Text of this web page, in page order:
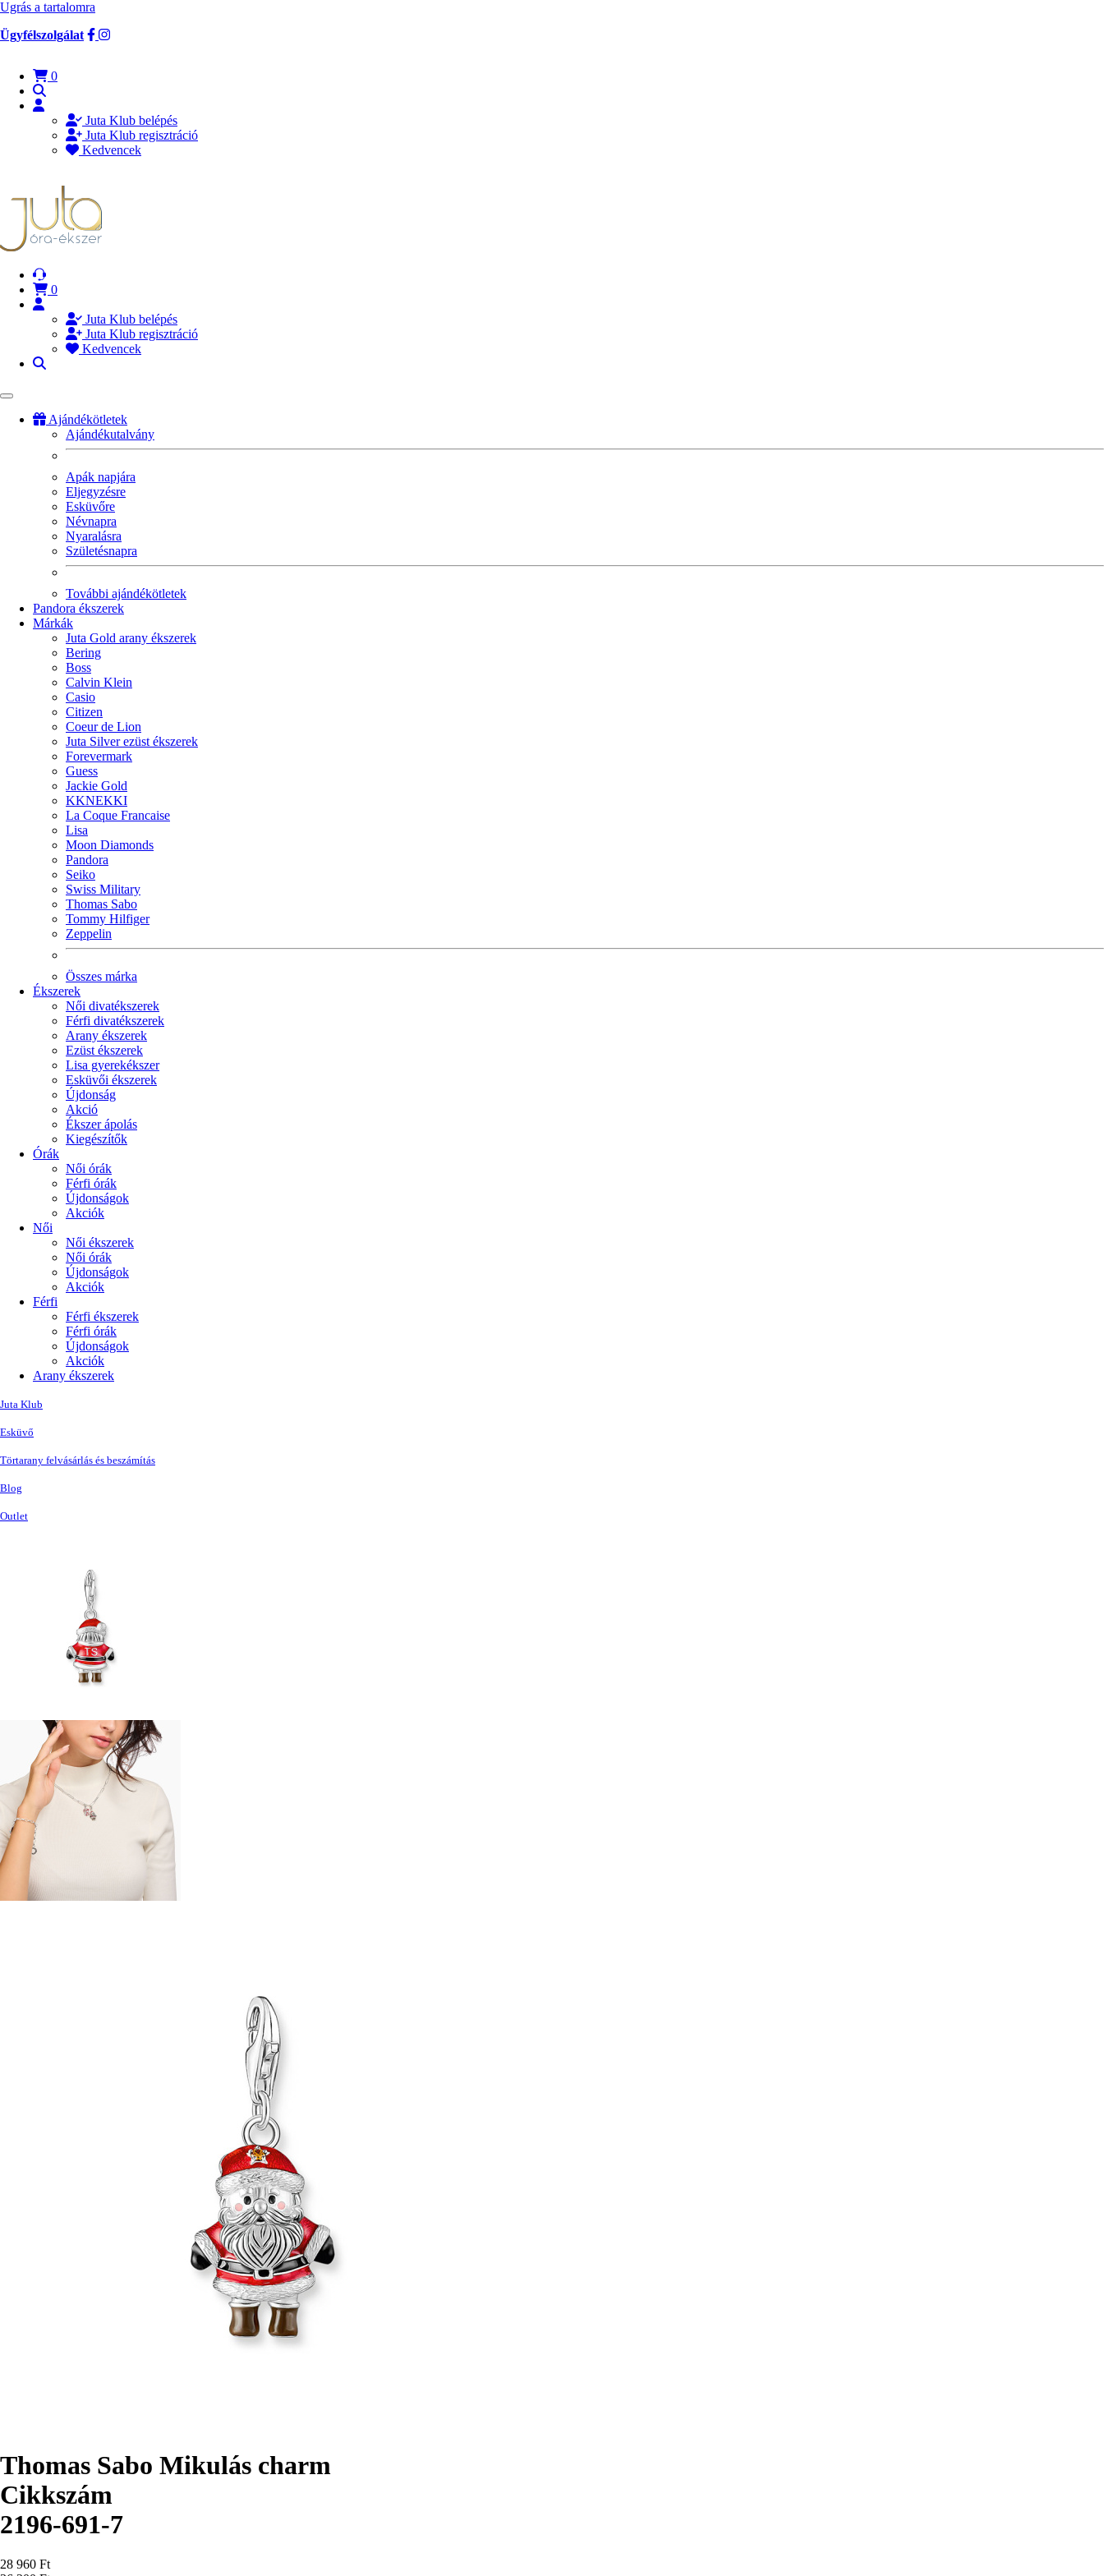
Ugrás a tartalomra
Ügyfélszolgálat
0
Juta Klub belépés
Juta Klub regisztráció
Kedvencek
0
Juta Klub belépés
Juta Klub regisztráció
Kedvencek
Ajándékötletek
Ajándékutalvány
Apák napjára
Eljegyzésre
Esküvőre
Névnapra
Nyaralásra
Születésnapra
További ajándékötletek
Pandora ékszerek
Márkák
Juta Gold arany ékszerek
Bering
Boss
Calvin Klein
Casio
Citizen
Coeur de Lion
Juta Silver ezüst ékszerek
Forevermark
Guess
Jackie Gold
KKNEKKI
La Coque Francaise
Lisa
Moon Diamonds
Pandora
Seiko
Swiss Military
Thomas Sabo
Tommy Hilfiger
Zeppelin
Összes márka
Ékszerek
Női divatékszerek
Férfi divatékszerek
Arany ékszerek
Ezüst ékszerek
Lisa gyerekékszer
Esküvői ékszerek
Újdonság
Akció
Ékszer ápolás
Kiegészítők
Órák
Női órák
Férfi órák
Újdonságok
Akciók
Női
Női ékszerek
Női órák
Újdonságok
Akciók
Férfi
Férfi ékszerek
Férfi órák
Újdonságok
Akciók
Arany ékszerek
Juta Klub
Esküvő
Törtarany felvásárlás és beszámítás
Blog
Outlet
Thomas Sabo Mikulás charm
Cikkszám
2196-691-7
Ár
28 960 Ft